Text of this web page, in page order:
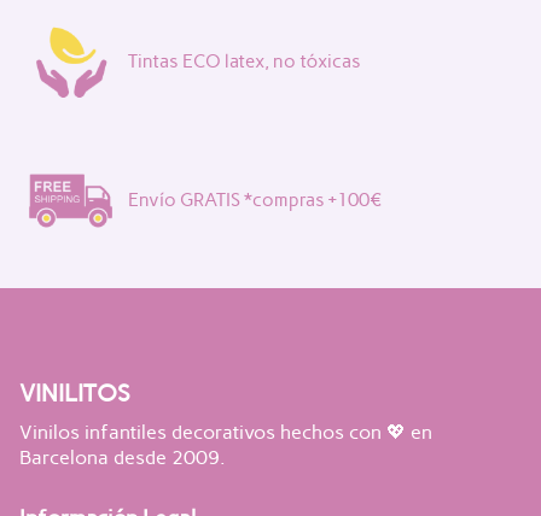
Tintas ECO latex, no tóxicas
Envío GRATIS *compras +100€
VINILITOS
Vinilos infantiles decorativos hechos con 💖 en
Barcelona desde 2009.